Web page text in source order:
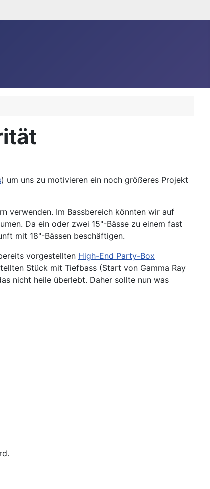
) um uns zu motivieren ein noch größeres Projekt
verwenden. Im Bassbereich könnten wir auf
Da ein oder zwei 15"-Bässe zu einem fast
mit 18"-Bässen beschäftigen.
vorgestellten High-End Party-Box
Stück mit Tiefbass (Start von Gamma Ray
nicht heile überlebt. Daher sollte nun was